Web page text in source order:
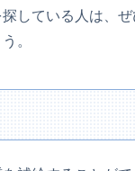
している人は、
。